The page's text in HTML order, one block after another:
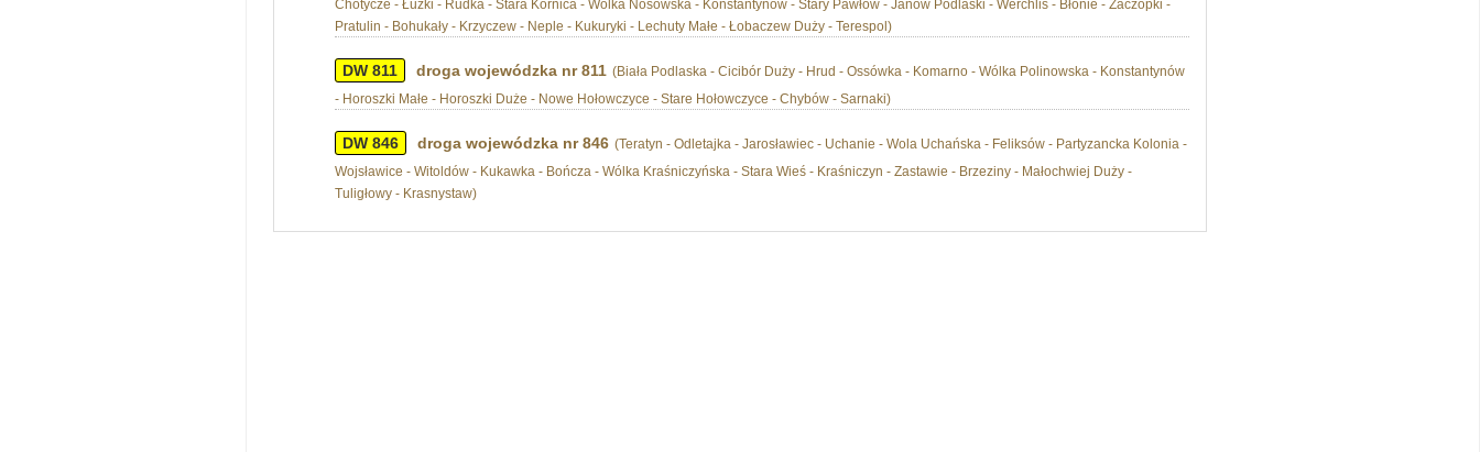
Chotycze - Łuzki - Rudka - Stara Kornica - Wólka Nosowska - Konstantynów - Stary Pawłów - Janów Podlaski - Werchlis - Błonie - Zaczopki -
Pratulin - Bohukały - Krzyczew - Neple - Kukuryki - Lechuty Małe - Łobaczew Duży - Terespol)
DW 811 droga wojewódzka nr 811 (Biała Podlaska - Cicibór Duży - Hrud - Ossówka - Komarno - Wólka Polinowska - Konstantynów
- Horoszki Małe - Horoszki Duże - Nowe Hołowczyce - Stare Hołowczyce - Chybów - Sarnaki)
DW 846 droga wojewódzka nr 846 (Teratyn - Odletajka - Jarosławiec - Uchanie - Wola Uchańska - Feliksów - Partyzancka Kolonia -
Wojsławice - Witoldów - Kukawka - Bończa - Wólka Kraśniczyńska - Stara Wieś - Kraśniczyn - Zastawie - Brzeziny - Małochwiej Duży -
Tuligłowy - Krasnystaw)